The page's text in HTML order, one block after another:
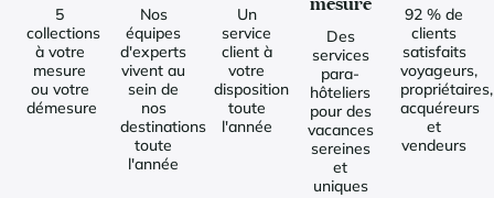
5
collections
à votre
mesure
ou votre
démesure
Nos
équipes
d'experts
vivent au
sein de
nos
destinations
toute
l'année
Un
service
client à
votre
disposition
toute
l'année
Des
services
para-
hôteliers
pour des
vacances
sereines
et
uniques
92 % de
clients
satisfaits
voyageurs,
propriétaires,
acquéreurs
et
vendeurs